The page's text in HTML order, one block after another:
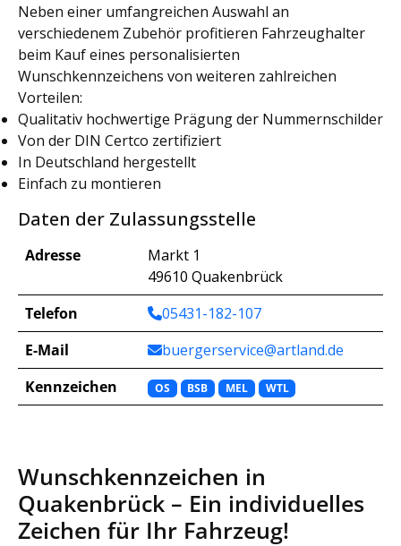
Neben einer umfangreichen Auswahl an
verschiedenem Zubehör profitieren Fahrzeughalter
beim Kauf eines personalisierten
Wunschkennzeichens von weiteren zahlreichen
Vorteilen:
Qualitativ hochwertige Prägung der Nummernschilder
Von der DIN Certco zertifiziert
In Deutschland hergestellt
Einfach zu montieren
Daten der Zulassungsstelle
Adresse
Markt 1
49610 Quakenbrück
Telefon
05431-182-107
E-Mail
buergerservice@artland.de
Kennzeichen
OS BSB MEL WTL
Wunschkennzeichen in
Quakenbrück – Ein individuelles
Zeichen für Ihr Fahrzeug!